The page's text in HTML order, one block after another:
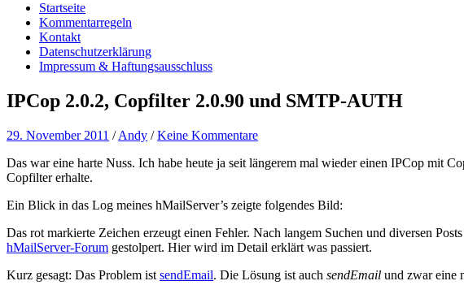
Startseite
Kommentarregeln
Kontakt
Datenschutzerklärung
Impressum & Haftungsausschluss
IPCop 2.0.2, Copfilter 2.0.90 und SMTP-AUTH
29. November 2011 /Andy /Keine Kommentare
Das war eine harte Nuss. Ich habe heute ja seit längerem mal wieder einen IPCop mit
Copfilter erhalte.
Ein Blick in das Log meines hMailServer’s zeigte folgendes Bild:
Das rot markierte Zeichen erzeugt einen Fehler. Nach langem Suchen und diversen
hMailServer-Forum gestolpert. Hier wird im Detail erklärt was passiert.
Kurz gesagt: Das Problem ist sendEmail. Die Lösung ist auch sendEmail und zwar eine